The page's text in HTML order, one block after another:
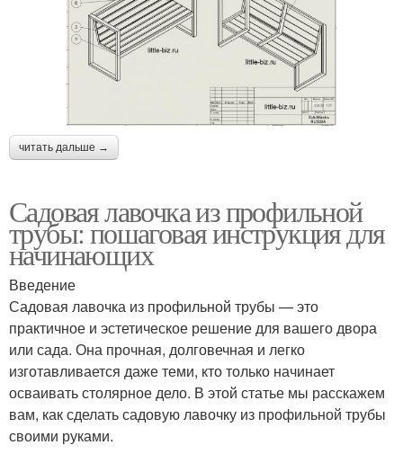
читать дальше →
Садовая лавочка из профильной
трубы: пошаговая инструкция для
начинающих
Введение
Садовая лавочка из профильной трубы — это
практичное и эстетическое решение для вашего двора
или сада. Она прочная, долговечная и легко
изготавливается даже теми, кто только начинает
осваивать столярное дело. В этой статье мы расскажем
вам, как сделать садовую лавочку из профильной трубы
своими руками.